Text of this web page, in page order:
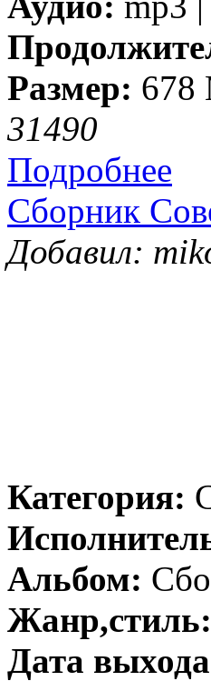
Размер: 678
31490
Подробнее
Сборник
Добавил:
Категория:
Альбом:
Жанр,стиль:
Дата